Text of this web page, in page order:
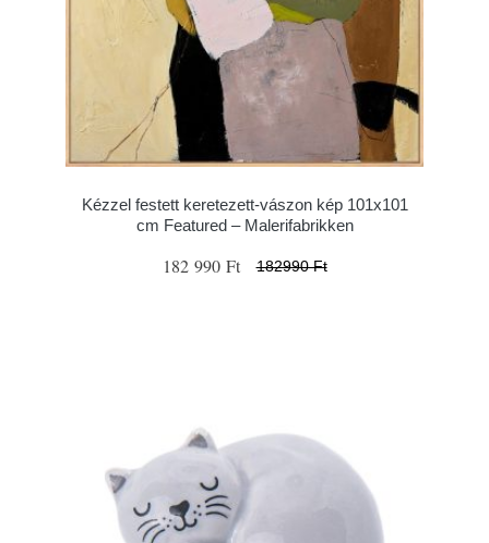
Kézzel festett keretezett-vászon kép 101x101
cm Featured – Malerifabrikken
182 990 Ft 182990 Ft